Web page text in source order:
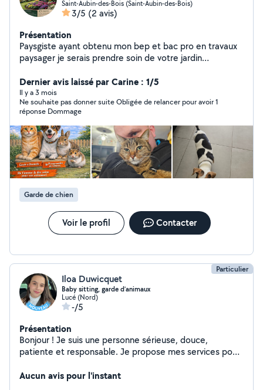
Saint-Aubin-des-Bois (Saint-Aubin-des-Bois)
3/5 (2 avis)
Présentation
Paysgiste ayant obtenu mon bep et bac pro en travaux
paysager je serais prendre soin de votre jardin
services pour la garde de vos animaux de toutes tailles .
Dernier avis laissé par Carine : 1/5
Il y a 3 mois
Ne souhaite pas donner suite Obligée de relancer pour avoir 1
réponse Dommage
Garde de chien
Voir le profil Contacter
Particulier
Iloa Duwicquet
Baby sitting, garde d’animaux
Lucé (Nord)
-/5
Présentation
Bonjour ! Je suis une personne sérieuse, douce,
patiente et responsable. Je propose mes services pour
propose aussi mes services de ménages ! J'aime
Aucun avis pour l'instant